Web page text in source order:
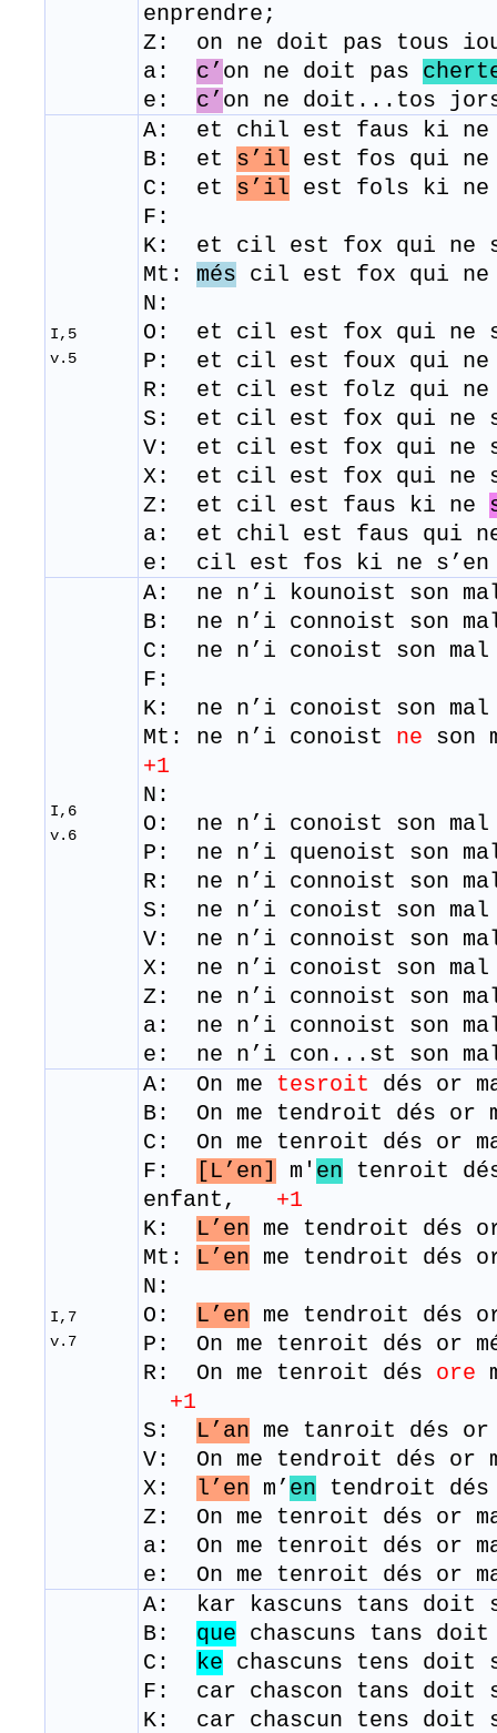
enprendre;
Z: on ne doit pas tous
a: c’ on ne doit pas
e: c’ on ne doit...tos
I,5
v.5
A: et chil est faus ki ne
B: et s’il est fos qui
C: et s’il est fols ki ne
F:
K: et cil est fox qui ne
Mt: més cil est fox qui ne
N:
O: et cil est fox qui ne
P: et cil est foux qui ne
R: et cil est folz qui
​S: et cil est fox qui ne
V: et cil est fox qui ne
​X: et cil est fox qui ne
Z: et cil est faus ki ne
a: et chil est faus qui
e: cil est fos ki ne
I,6
v.6
A: ne n’i kounoist son
B: ne n’i connoist son
C: ne n’i conoist son mal
F:
K: ne n’i conoist son mal
Mt: ne n’i conoist ne son
+1
N:
O: ne n’i conoist son mal
P: ne n’i quenoist son
R: ​ ne n’i connoist son
S: ne n’i conoist son mal
V: ne n’i connoist son
X: ne n’i conoist son mal
Z: ne n’i connoist son
a: ne n’i connoist son
e: ne n’i con...st son
I,7
v.7
A: On me tesroit dés or
B: On me tendroit dés or
C: On me tenroit dés or
F:
[L’en] m' en tenroit
enfant, +1
K: L’en me tendroit dés
Mt: L’en me tendroit dés
N:
O: L’en me tendroit dés
P: On me tenroit dés or
​R: On me tenroit dés ore
+1
S: L’an me tanroit dés
​V: On me tendroit dés or
X: l’en m’ en tendroit
Z: On me tenroit dés or
a: On me tenroit dés or
e: On me tenroit dés or
A: kar kascuns tans doit
B: que chascuns tans
C: ke chascuns tens doit
F: car chascon tans doit
K: car chascun tens doit